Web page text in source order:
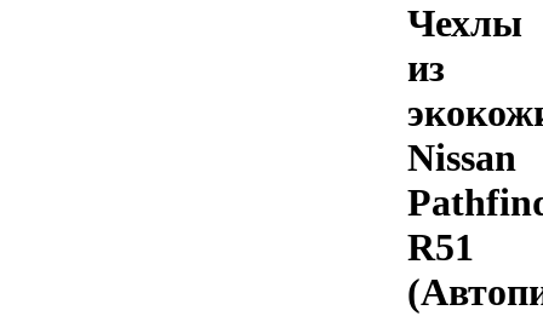
Чехлы
из
Nissan
R51